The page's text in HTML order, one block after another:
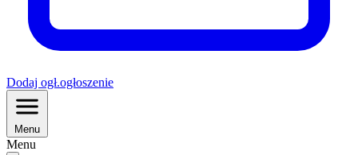
Dodaj ogł.ogłoszenie
Menu
Menu